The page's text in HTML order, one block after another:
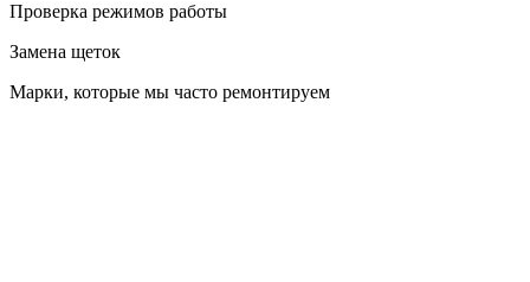
Проверка режимов работы
Замена щеток
Марки, которые мы часто ремонтируем